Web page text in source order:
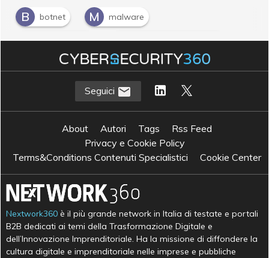
B
botnet M malware
R ransomware S Sicurezza informatica
Seguici
About Autori Tags
Rss Feed
Privacy e Cookie Policy
Terms&Conditions Contenuti Specialistici
Cookie Center
Nextwork360 è il più grande network in Italia di testate e portali
B2B dedicati ai temi della Trasformazione Digitale e
dell’Innovazione Imprenditoriale. Ha la missione di diffondere la
cultura digitale e imprenditoriale nelle imprese e pubbliche